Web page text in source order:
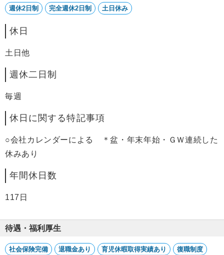
週休2日制 完全週休2日制 土日休み
休日
土日他
週休二日制
毎週
休日に関する特記事項
○会社カレンダーによる ＊盆・年末年始・ＧＷ連続した
休みあり
年間休日数
117日
待遇・福利厚生
社会保険完備 退職金あり 育児休暇取得実績あり
復職制度